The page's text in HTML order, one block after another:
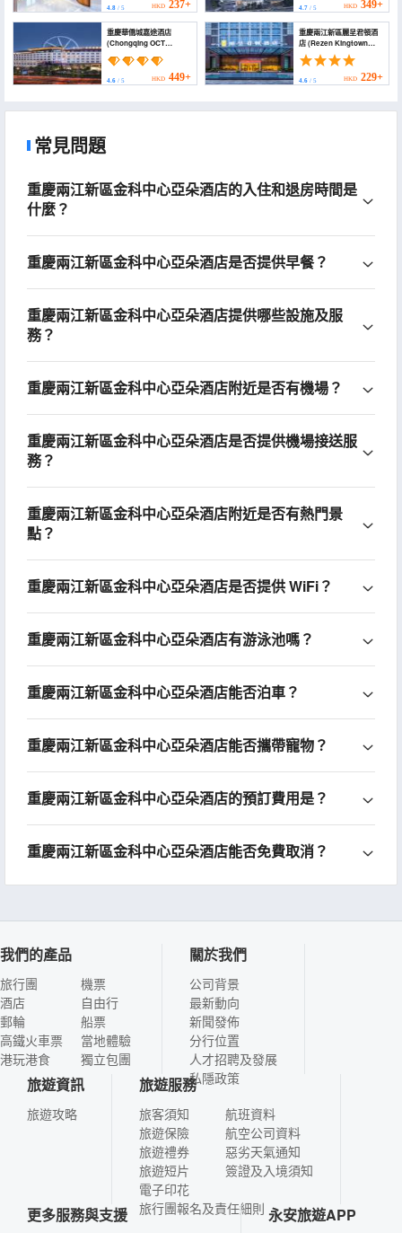
shopping park))
4.8 / 5 HKD 237+
Hotel Palm Springs
International Center)
4.7/ 5 HKD 349+
重慶華僑城嘉途酒店
(Chongqing OCT
4.6 / 5 HKD 449+
重慶兩江新區麗呈君頓酒
店 (Rezen Kingtown
Hotel (Chongqing
Liangjiang New
4.6/ 5 HKD 229+
常見問題
重慶兩江新區金科中心亞朵酒店的入住和退房時間是
什麼？
重慶兩江新區金科中心亞朵酒店是否提供早餐？
重慶兩江新區金科中心亞朵酒店提供哪些設施及服
務？
重慶兩江新區金科中心亞朵酒店附近是否有機場？
重慶兩江新區金科中心亞朵酒店是否提供機場接送服
務？
重慶兩江新區金科中心亞朵酒店附近是否有熱門景
點？
重慶兩江新區金科中心亞朵酒店是否提供 WiFi？
重慶兩江新區金科中心亞朵酒店有游泳池嗎？
重慶兩江新區金科中心亞朵酒店能否泊車？
重慶兩江新區金科中心亞朵酒店能否攜帶寵物？
重慶兩江新區金科中心亞朵酒店的預訂費用是？
重慶兩江新區金科中心亞朵酒店能否免費取消？
我們的產品
旅行團
酒店
郵輪
高鐵火車票
港玩港食
機票
自由行
船票
當地體驗
獨立包團
關於我們
公司背景
最新動向
新聞發佈
分行位置
人才招聘及發展
私隱政策
旅遊資訊
旅遊攻略
旅遊服務
旅客須知
旅遊保險
旅遊禮券
旅遊短片
電子印花
航班資料
航空公司資料
惡劣天氣通知
簽證及入境須知
旅行團報名及責任細則
更多服務與支援 永安旅遊APP